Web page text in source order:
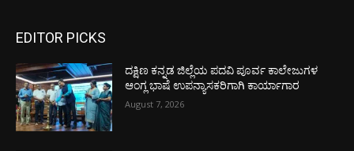
EDITOR PICKS
ದಕ್ಷಿಣ ಕನ್ನಡ ಜಿಲ್ಲೆಯ ಪದವಿ ಪೂರ್ವ ಕಾಲೇಜುಗಳ
ಆಂಗ್ಲ ಭಾಷೆ ಉಪನ್ಯಾಸಕರಿಗಾಗಿ ಕಾರ್ಯಾಗಾರ
August 7, 2026